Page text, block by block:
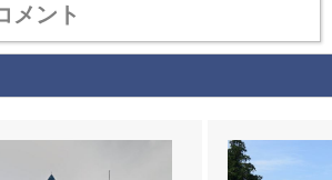
メント